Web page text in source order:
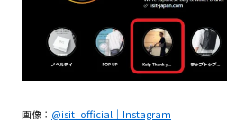
画像： @isit_official｜Instagram